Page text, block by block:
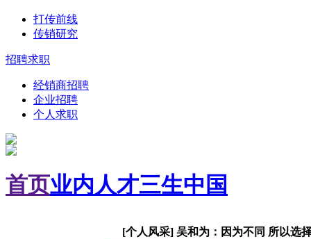
打传前线
传销研究
招聘求职
经销商招聘
企业招聘
个人求职
首页业内人才三生中国
[个人风采] 吴和为：因为不同 所以选